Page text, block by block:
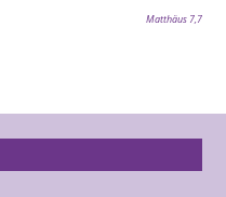
Matthäus 7,7